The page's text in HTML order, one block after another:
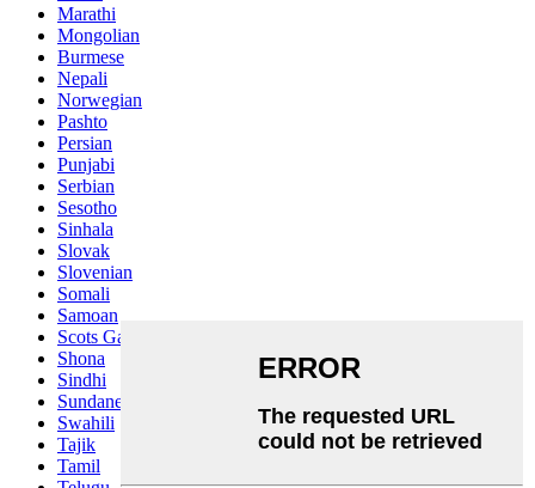
Marathi
Mongolian
Burmese
Nepali
Norwegian
Pashto
Persian
Punjabi
Serbian
Sesotho
Sinhala
Slovak
Slovenian
Somali
Samoan
Scots Gaelic
Shona
Sindhi
Sundanese
Swahili
Tajik
Tamil